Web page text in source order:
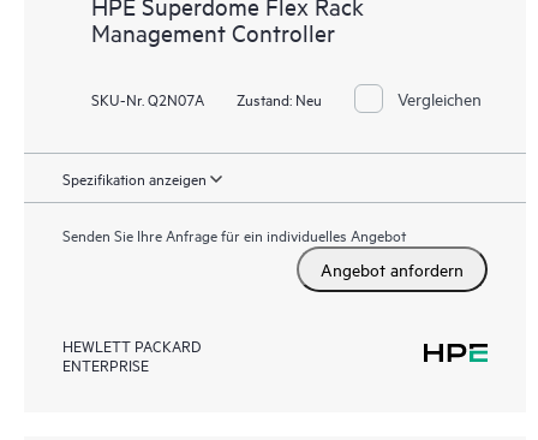
Management Controller
SKU-Nr. Q2N07A Zustand: Neu Vergleichen
Spezifikation anzeigen
Senden Sie Ihre Anfrage für ein individuelles Angebot
Angebot anfordern
HEWLETT PACKARD
ENTERPRISE